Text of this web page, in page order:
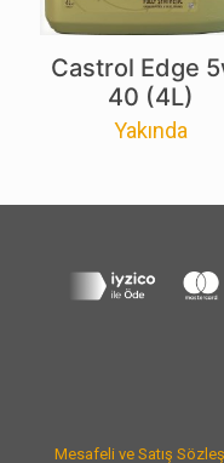
Castrol Edge
40 (4L)
Yakında
Mesafeli ve Satış